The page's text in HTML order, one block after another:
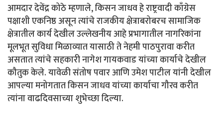
आमदार देवेंद्र कोठे म्हणाले, किसन जाधव हे राष्ट्रवादी काँग्रेस
पक्षाशी एकनिष्ठ असून त्यांचे राजकीय क्षेत्राबरोबरच सामाजिक
क्षेत्रातील कार्य देखील उल्लेखनीय आहे प्रभागातील नागरिकांना
मूलभूत सुविधा मिळाव्यात यासाठी ते नेहमी पाठपुरावा करीत
असतात त्यांचे सहकारी नागेश गायकवाड यांच्या कार्याचे देखील
कौतुक केले. यावेळी संतोष पवार आणि उमेश पाटील यांनी देखील
आपल्या मनोगतात किसन जाधव यांच्या कार्याचा गौरव करीत
त्यांना वाढदिवसाच्या शुभेच्छा दिल्या.